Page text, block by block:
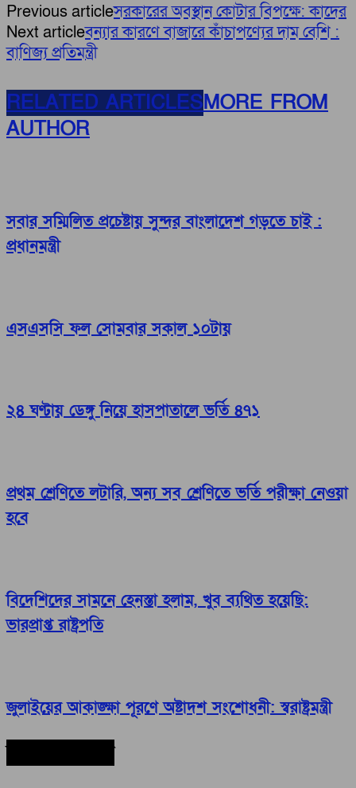
Previous articleসরকারের অবস্থান কোটার বিপক্ষে: কাদের
Next articleবন্যার কারণে বাজারে কাঁচাপণ্যের দাম বেশি :
বাণিজ্য প্রতিমন্ত্রী
RELATED ARTICLESMORE FROM
AUTHOR
সবার সম্মিলিত প্রচেষ্টায় সুন্দর বাংলাদেশ গড়তে চাই :
প্রধানমন্ত্রী
এসএসসি ফল সোমবার সকাল ১০টায়
২৪ ঘণ্টায় ডেঙ্গু নিয়ে হাসপাতালে ভর্তি ৪৭১
প্রথম শ্রেণিতে লটারি, অন্য সব শ্রেণিতে ভর্তি পরীক্ষা নেওয়া
হবে
বিদেশিদের সামনে হেনস্তা হলাম, খুব ব্যথিত হয়েছি:
ভারপ্রাপ্ত রাষ্ট্রপতি
জুলাইয়ের আকাঙ্ক্ষা পূরণে অষ্টাদশ সংশোধনী: স্বরাষ্ট্রমন্ত্রী